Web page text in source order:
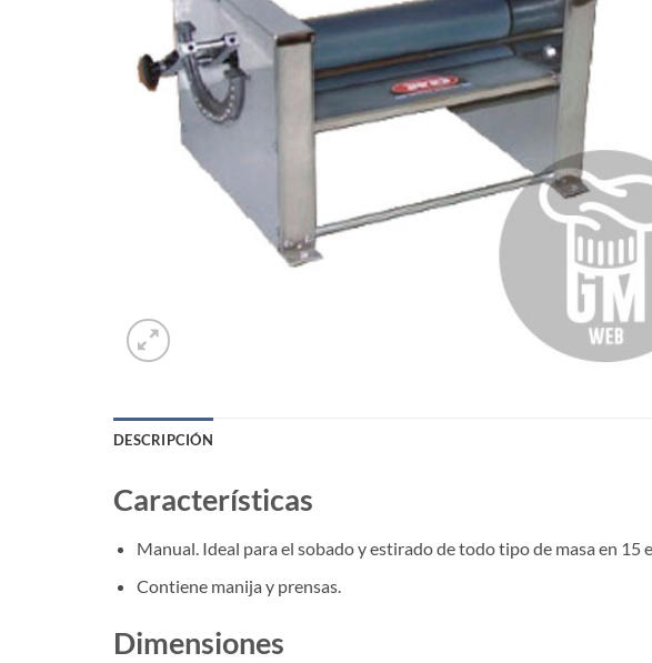
DESCRIPCIÓN
Características
Manual. Ideal para el sobado y estirado de todo tipo de masa en 15
Contiene manija y prensas.
Dimensiones